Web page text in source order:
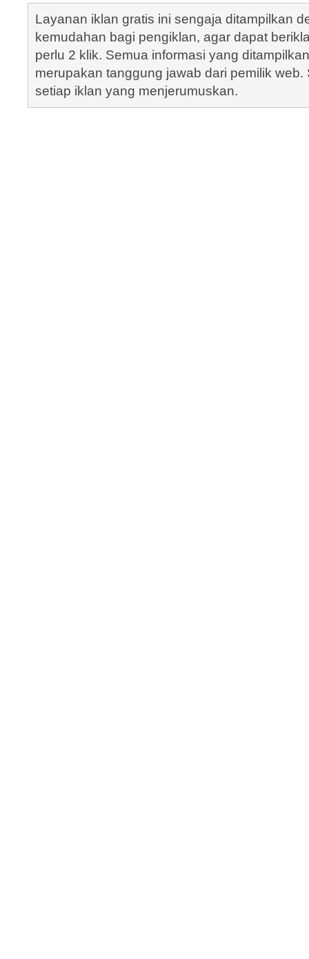
Layanan iklan gratis ini sengaja ditampilkan
kemudahan bagi pengiklan, agar dapat
perlu 2 klik. Semua informasi yang
merupakan tanggung jawab dari pemilik
setiap iklan yang menjerumuskan.